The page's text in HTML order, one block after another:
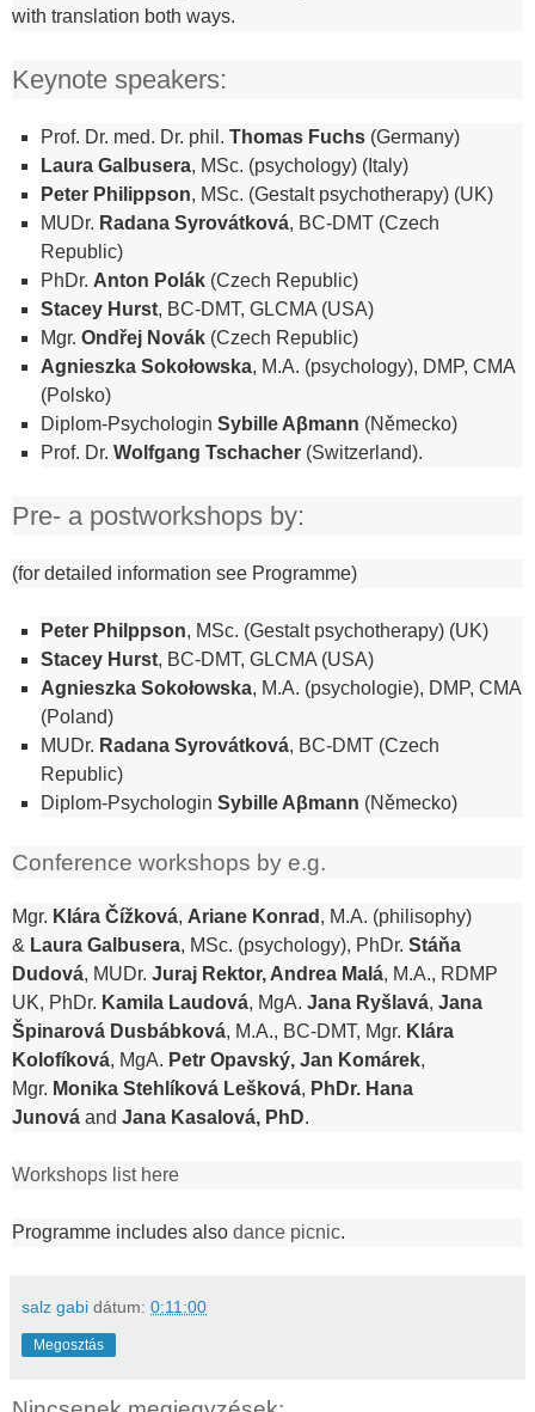
with translation both ways.
Keynote speakers:
Prof. Dr. med. Dr. phil. Thomas Fuchs (Germany)
Laura Galbusera, MSc. (psychology) (Italy)
Peter Philippson, MSc. (Gestalt psychotherapy) (UK)
MUDr. Radana Syrovátková, BC-DMT (Czech
Republic)
PhDr. Anton Polák (Czech Republic)
Stacey Hurst, BC-DMT, GLCMA (USA)
Mgr. Ondřej Novák (Czech Republic)
Agnieszka Sokołowska, M.A. (psychology), DMP, CMA
(Polsko)
Diplom-Psychologin Sybille Aβmann (Německo)
Prof. Dr. Wolfgang Tschacher (Switzerland).
Pre- a postworkshops by:
(for detailed information see Programme)
Peter Philppson, MSc. (Gestalt psychotherapy) (UK)
Stacey Hurst, BC-DMT, GLCMA (USA)
Agnieszka Sokołowska, M.A. (psychologie), DMP, CMA
(Poland)
MUDr. Radana Syrovátková, BC-DMT (Czech
Republic)
Diplom-Psychologin Sybille Aβmann (Německo)
Conference workshops by e.g.
Mgr. Klára Čížková, Ariane Konrad , M.A. (philisophy)
& Laura Galbusera, MSc. (psychology), PhDr. Stáňa
Dudová, MUDr. Juraj Rektor, Andrea Malá, M.A., RDMP
UK, PhDr. Kamila Laudová, MgA. Jana Ryšlavá, Jana
Špinarová Dusbábková, M.A., BC-DMT, Mgr. Klára
Kolofíková, MgA. Petr Opavský, Jan Komárek,
Mgr. Monika Stehlíková Lešková, PhDr. Hana
Junová and Jana Kasalová, PhD.
Workshops list here
Programme includes also dance picnic.
salz gabi dátum: 0:11:00
Megosztás